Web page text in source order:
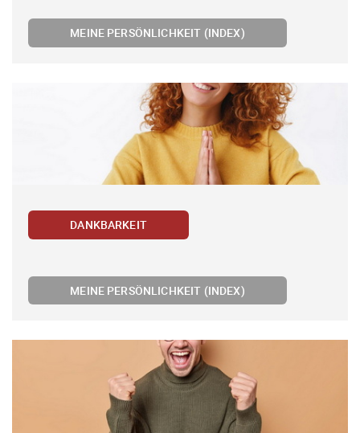
MEINE PERSÖNLICHKEIT (INDEX)
DANKBARKEIT
MEINE PERSÖNLICHKEIT (INDEX)